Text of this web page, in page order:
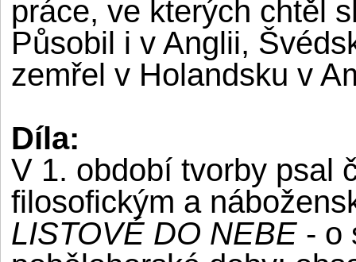
práce, ve kterých chtěl
Působil i v Anglii,
zemřel v Holandsku v
Díla:
V 1. období tvorby psal
filosofickým a
LISTOVÉ DO NEBE - o